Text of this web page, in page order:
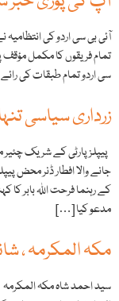
آئی بی سی اردو کی
تمام فریقوں کا مکمل مؤقف
سی اردو تمام طبقات کی
زرداری سیاسی
پیپلز پارٹی کے شریک
جانے والا افطار ڈنر محض
کے رہنما فرحت اللہ بابر کا
مدعو کیا […]
مکہ المکرمہ ،
سید احمد شاہ مکہ